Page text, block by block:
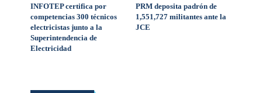
INFOTEP certifica por
competencias 300 técnicos
electricistas junto a la
Superintendencia de
Electricidad
PRM deposita padrón de
1,551,727 militantes ante la
JCE